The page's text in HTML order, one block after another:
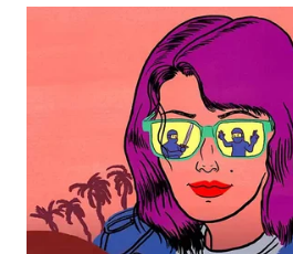
WN
BOGOR